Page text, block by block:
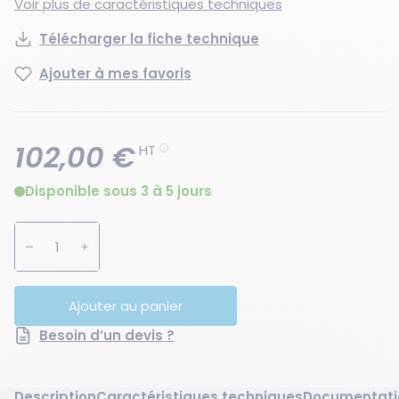
Voir plus de caractéristiques techniques
Télécharger la fiche technique
Ajouter à mes favoris
102,00 €HT
Disponible sous 3 à 5 jours
Augmenter la quantité
Ajouter au panier
Besoin d’un devis ?